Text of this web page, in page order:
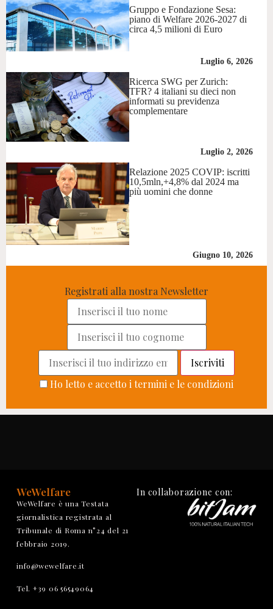
Gruppo e Fondazione Sesa:
piano di Welfare 2026-2027 di
circa 4,5 milioni di Euro
Luglio 6, 2026
Ricerca SWG per Zurich:
TFR? 4 italiani su dieci non
informati su previdenza
complementare
Luglio 2, 2026
Relazione 2025 COVIP: iscritti
10,5mln,+4,8% dal 2024 ma
più uomini che donne
Giugno 10, 2026
Registrati alla nostra Newsletter
Ho letto e accetto i termini e le condizioni
WeWelfare
WeWelfare è una Testata
giornalistica registrata al
Tribunale di Roma n°24 del 21
febbraio 2019.
info@wewelfare.it
Tel. +39 06 56549064
In collaborazione con: